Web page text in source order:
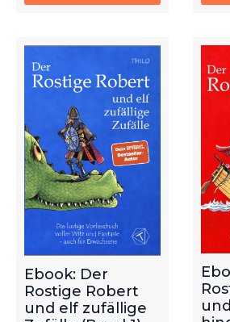
Ebook: Der
Rostige Robert
und elf zufällige